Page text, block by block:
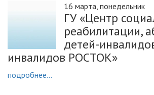
16 марта, понедельник
ГУ «Центр
реабилитации,
детей-
инвалидов РОСТОК»
подробнее...